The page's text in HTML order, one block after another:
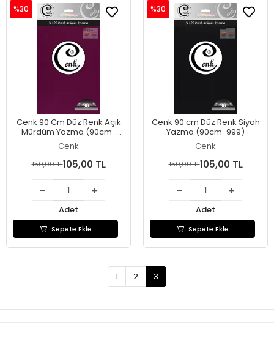
Cenk 90 Cm Düz Renk Açık
Mürdüm Yazma (90cm-
032)
Cenk
%30
150,00 TL105,00 TL
Adet
Sepete Ekle
Cenk 90 cm Düz Renk Siyah
Yazma (90cm-999)
Cenk
%30
150,00 TL105,00 TL
Adet
Sepete Ekle
1 2 3